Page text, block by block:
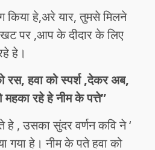
किया हे,अरे यार, तुमसे मिलने
पर ,आप के दीदार के लिए
हे।
रस, हवा को स्पर्श ,देकर अब,
रहे हे नीम के पत्ते”
हे , उसका सुंदर वर्णन कवि ने ‘
गया हे। नीम के पते हवा को